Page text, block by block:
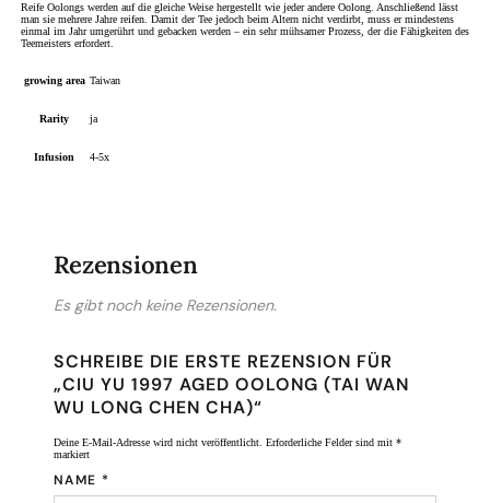
Reife Oolongs werden auf die gleiche Weise hergestellt wie jeder andere Oolong. Anschließend lässt
man sie mehrere Jahre reifen. Damit der Tee jedoch beim Altern nicht verdirbt, muss er mindestens
einmal im Jahr umgerührt und gebacken werden – ein sehr mühsamer Prozess, der die Fähigkeiten des
Teemeisters erfordert.
growing area Taiwan
Rarity ja
Infusion 4-5x
Rezensionen
Es gibt noch keine Rezensionen.
SCHREIBE DIE ERSTE REZENSION FÜR
„CIU YU 1997 AGED OOLONG (TAI WAN
WU LONG CHEN CHA)“
Deine E-Mail-Adresse wird nicht veröffentlicht. Erforderliche Felder sind mit *
markiert
NAME *